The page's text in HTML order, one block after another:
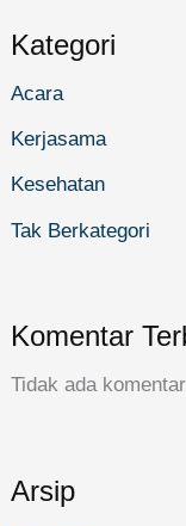
Kategori
Acara
Kerjasama
Kesehatan
Tak Berkategori
Komentar
Tidak ada
Arsip